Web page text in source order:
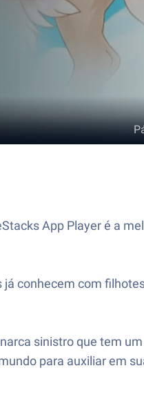
App Player é a
conhecem com
sinistro que tem
para auxiliar em